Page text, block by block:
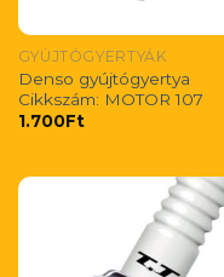
GYÚJTÓGYERTYÁK
Denso gyújtógyertya
Cikkszám: MOTOR 107
1.700Ft